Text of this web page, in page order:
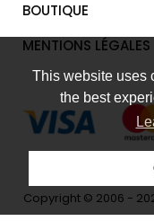
This website uses
the best
BOUTIQUE
MENTIONS LÉGALES
Copyright © 2006 -